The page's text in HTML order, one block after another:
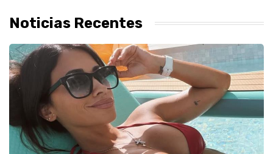
Noticias Recentes